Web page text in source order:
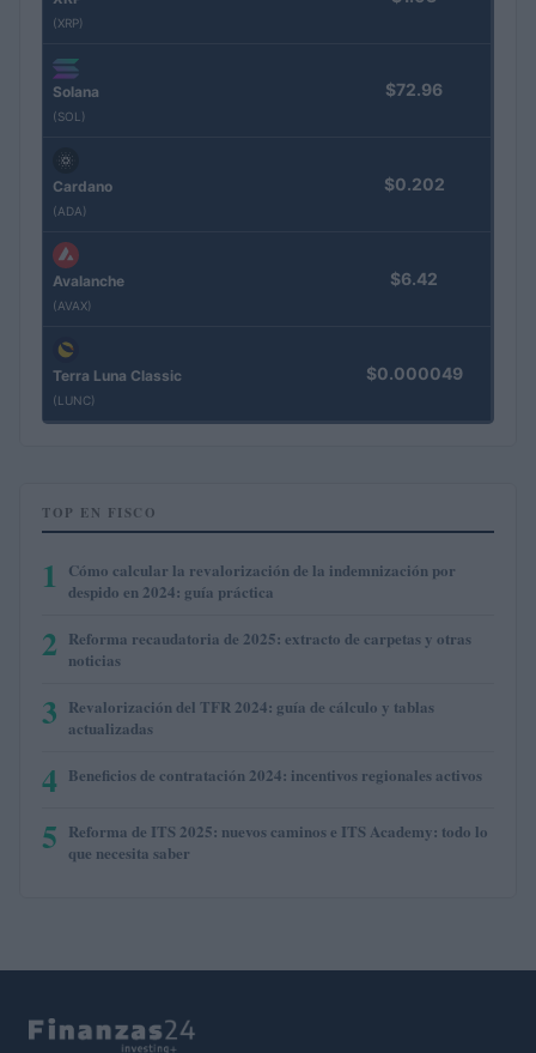
(XRP)
Solana
(SOL)
$72.96
Cardano
(ADA)
$0.202
Avalanche
(AVAX)
$6.42
Terra Luna Classic
(LUNC)
$0.000049
TOP EN FISCO
1
Cómo calcular la revalorización de la indemnización por
despido en 2024: guía práctica
2 Reforma recaudatoria de 2025: extracto de carpetas y otras
noticias
3 Revalorización del TFR 2024: guía de cálculo y tablas
actualizadas
4 Beneficios de contratación 2024: incentivos regionales activos
5 Reforma de ITS 2025: nuevos caminos e ITS Academy: todo lo
que necesita saber